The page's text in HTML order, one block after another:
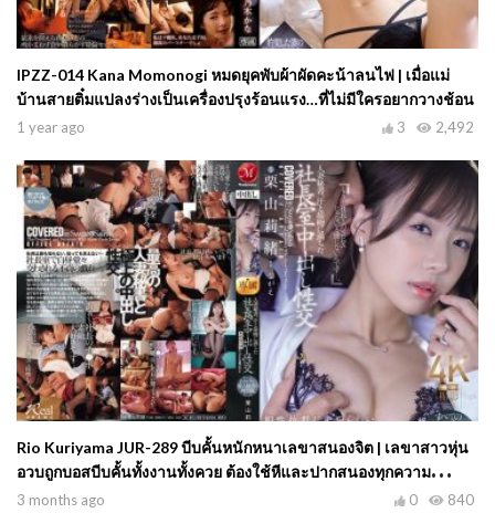
IPZZ-014 Kana Momonogi หมดยุคพับผ้าผัดคะน้าลนไฟ | เมื่อแม่
บ้านสายติ๋มแปลงร่างเป็นเครื่องปรุงร้อนแรง…ที่ไม่มีใครอยากวางช้อน
1 year ago 2,492
3
Rio Kuriyama JUR-289 บีบคั้นหนักหนาเลขาสนองจิต | เลขาสาวหุ่น
อวบถูกบอสบีบคั้นทั้งงานทั้งควย ต้องใช้หีและปากสนองทุกความ
ต้องการแบบไม่ยั้ง
3 months ago 840
0